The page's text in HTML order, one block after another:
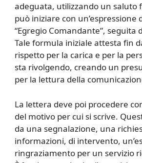
adeguata, utilizzando un saluto
può iniziare con un’espressione
“Egregio Comandante”, seguita
Tale formula iniziale attesta fin
rispetto per la carica e per la
sta rivolgendo, creando un
per la lettura della
La lettera deve poi procedere
del motivo per cui si scrive.
da una segnalazione, una
informazioni, di intervento,
ringraziamento per un servizio